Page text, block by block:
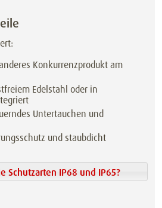
Konkurrenzprodukt am
Edelstahl oder in
Untertauchen und
und staubdicht
Schutzarten IP68 und IP65?